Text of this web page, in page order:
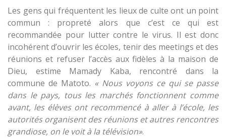
Les gens qui fréquentent les lieux de culte ont un point
commun : propreté alors que c’est ce qui est
recommandée pour lutter contre le virus. Il est donc
incohérent d’ouvrir les écoles, tenir des meetings et des
réunions et refuser l’accès aux fidèles à la maison de
Dieu, estime Mamady Kaba, rencontré dans la
commune de Matoto. « Nous voyons ce qui se passe
dans le pays, tous les marchés fonctionnent comme
avant, les élèves ont recommencé à aller à l’école, les
autorités organisent des réunions et autres rencontres
grandiose, on le voit à la télévision».